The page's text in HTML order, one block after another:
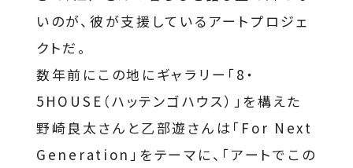
いのが、彼が支援しているアートプロジェ
クトだ。
数年前にこの地にギャラリー「8・
5HOUSE（ハッテンゴハウス）」を構えた
野崎良太さんと乙部遊さんは「For Next
Generation」をテーマに、「アートでこの